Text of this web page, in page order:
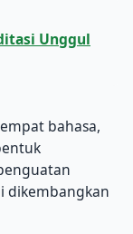
Unggul
bahasa,
dikembangkan